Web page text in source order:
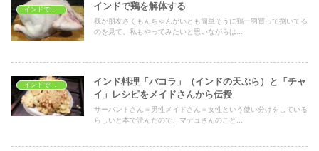
インドでおうちごはん インドで鶏を解体する
我が朋友さくもんちゃんがいとも簡単そうに鶏一羽買って捌いてる
のを見て、私もやってみたいと思いながらは...
インドでおうちごはん
インド料理「パコラ」（インドの天ぷら）と「チャ
イ」レシピをメイドさんから伝授
サーバントさん＝男性メイドさん＝女性という使い分けをしている
らしいと本で読んだので、マデュさんのこと...